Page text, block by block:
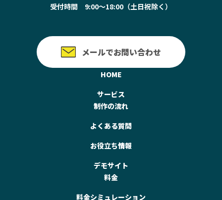
受付時間 9:00～18:00（土日祝除く）
メールでお問い合わせ
HOME
サービス
制作の流れ
よくある質問
お役立ち情報
デモサイト
料金
料金シミュレーション